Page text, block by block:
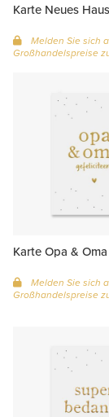
Karte Neues
Melden Sie sich
Großhandelspreise
Karte Opa &
Melden Sie sich
Großhandelspreise